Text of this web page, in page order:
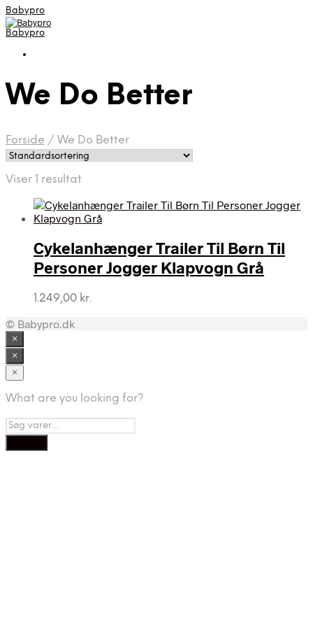
Babypro
Babypro
We Do Better
Forside / We Do Better
Viser 1 resultat
Cykelanhænger Trailer Til Børn Til
Personer Jogger Klapvogn Grå
1.249,00 kr.
© Babypro.dk
×
×
×
What are you looking for?